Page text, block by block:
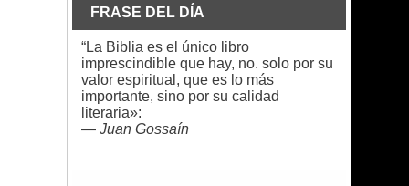
FRASE DEL DÍA
“La Biblia es el único libro
imprescindible que hay, no. solo por su
valor espiritual, que es lo más
importante, sino por su calidad
literaria»:
— Juan Gossaín